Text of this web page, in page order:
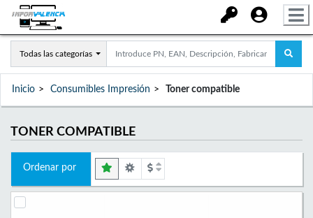
Todas las categorías
Inicio Consumibles Impresión Toner compatible
TONER COMPATIBLE
Ordenar por